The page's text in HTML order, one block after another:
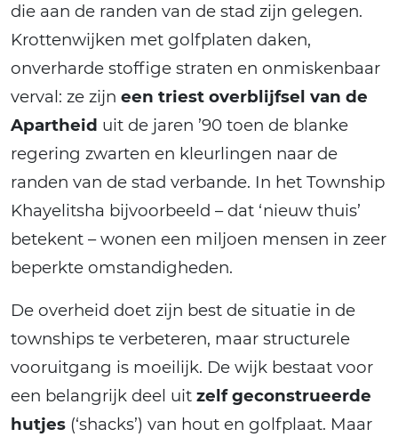
die aan de randen van de stad zijn gelegen.
Krottenwijken met golfplaten daken,
onverharde stoffige straten en onmiskenbaar
verval: ze zijn een triest overblijfsel van de
Apartheid uit de jaren ’90 toen de blanke
regering zwarten en kleurlingen naar de
randen van de stad verbande. In het Township
Khayelitsha bijvoorbeeld – dat ‘nieuw thuis’
betekent – wonen een miljoen mensen in zeer
beperkte omstandigheden.
De overheid doet zijn best de situatie in de
townships te verbeteren, maar structurele
vooruitgang is moeilijk. De wijk bestaat voor
een belangrijk deel uit zelf geconstrueerde
hutjes (‘shacks’) van hout en golfplaat. Maar